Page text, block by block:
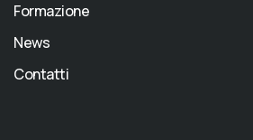
Formazione
News
Contatti